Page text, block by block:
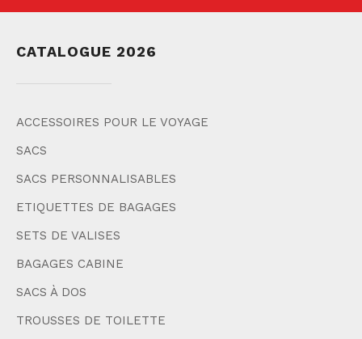
CATALOGUE 2026
ACCESSOIRES POUR LE VOYAGE
SACS
SACS PERSONNALISABLES
ETIQUETTES DE BAGAGES
SETS DE VALISES
BAGAGES CABINE
SACS À DOS
TROUSSES DE TOILETTE